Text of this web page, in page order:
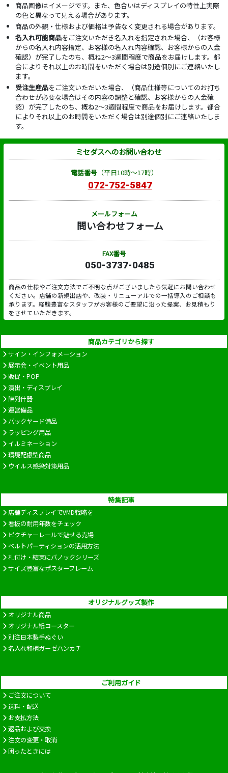
商品画像はイメージです。また、色合いはディスプレイの特性上実際
の色と異なって見える場合があります。
商品の外観・仕様および価格は予告なく変更される場合があります。
名入れ可能商品をご注文いただき名入れを指定された場合、（お客様
からの名入れ内容指定、お客様の名入れ内容確認、お客様からの入金
確認）が完了したのち、概ね2～3週間程度で商品をお届けします。都
合によりそれ以上のお時間をいただく場合は別途個別にご連絡いたし
ます。
受注生産品をご注文いただいた場合、（商品仕様等についてのお打ち
合わせが必要な場合はその内容の調整と確認、お客様からの入金確
認）が完了したのち、概ね2～3週間程度で商品をお届けします。都合
によりそれ以上のお時間をいただく場合は別途個別にご連絡いたしま
す。
ミセダスへのお問い合わせ
電話番号（平日10時～17時）
072-752-5847
メールフォーム
問い合わせフォーム
FAX番号
050-3737-0485
商品の仕様やご注文方法でご不明な点がございましたら気軽にお問い合わせ
ください。店舗の新規出店や、改装・リニューアルでの一括導入のご相談も
承ります。経験豊富なスタッフがお客様のご要望に沿った提案、お見積もり
をさせていただきます。
商品カテゴリから探す
サイン・インフォメーション
展示会・イベント用品
販促・POP
演出・ディスプレイ
陳列什器
運営備品
バックヤード備品
ラッピング用品
イルミネーション
環境配慮型商品
ウイルス感染対策用品
特集記事
店舗ディスプレイでVMD戦略を
看板の耐用年数をチェック
ピクチャーレールで魅せる売場
ベルトパーティションの活用方法
札付け・結束にバノックシリーズ
サイズ豊富なポスターフレーム
オリジナルグッズ製作
オリジナル商品
オリジナル紙コースター
別注日本製手ぬぐい
名入れ和柄ガーゼハンカチ
ご利用ガイド
ご注文について
送料・配送
お支払方法
返品および交換
注文の変更・取消
困ったときには